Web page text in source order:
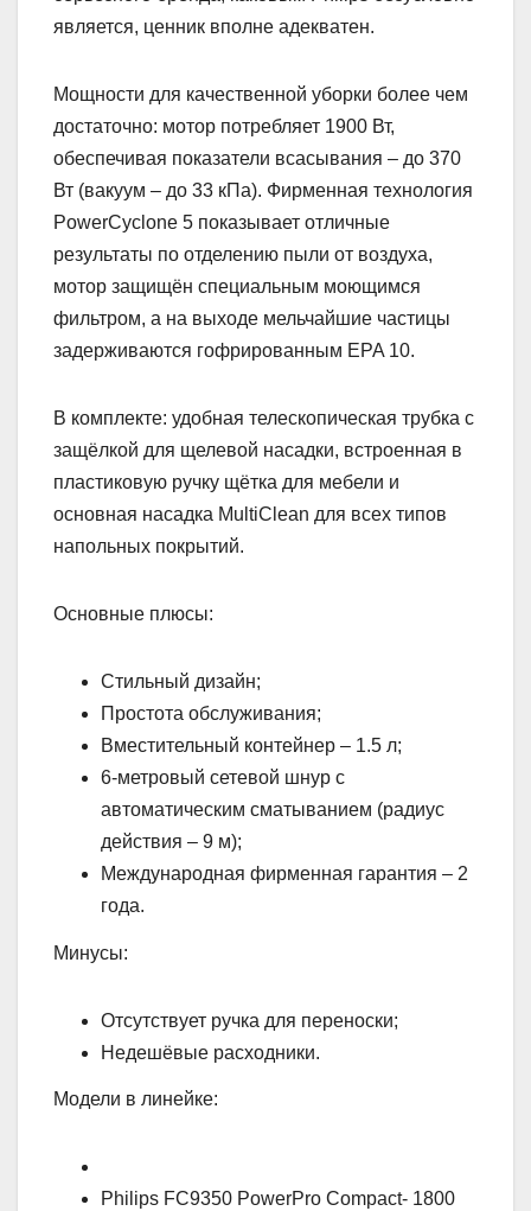
является, ценник вполне адекватен.
Мощности для качественной уборки более чем
достаточно: мотор потребляет 1900 Вт,
обеспечивая показатели всасывания – до 370
Вт (вакуум – до 33 кПа). Фирменная технология
PowerCyclone 5 показывает отличные
результаты по отделению пыли от воздуха,
мотор защищён специальным моющимся
фильтром, а на выходе мельчайшие частицы
задерживаются гофрированным EPA 10.
В комплекте: удобная телескопическая трубка с
защёлкой для щелевой насадки, встроенная в
пластиковую ручку щётка для мебели и
основная насадка MultiClean для всех типов
напольных покрытий.
Основные плюсы:
Стильный дизайн;
Простота обслуживания;
Вместительный контейнер – 1.5 л;
6-метровый сетевой шнур с
автоматическим сматыванием (радиус
действия – 9 м);
Международная фирменная гарантия – 2
года.
Минусы:
Отсутствует ручка для переноски;
Недешёвые расходники.
Модели в линейке:
Philips FC9350 PowerPro Compact- 1800